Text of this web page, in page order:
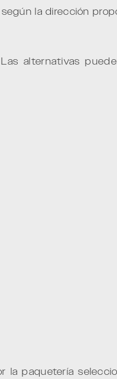
la dirección
alternativas
paquetería